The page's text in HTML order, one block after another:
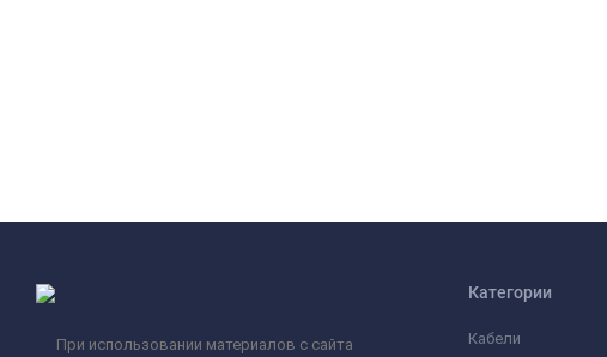
При использовании материалов с сайта
Категории
Кабели